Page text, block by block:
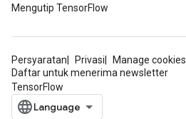
Mengutip TensorFlow
Persyaratan Privasi
Manage cookies
Daftar untuk menerima newsletter
TensorFlow